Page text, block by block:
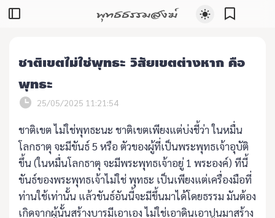
พุทธธรรมสงฆ์
ชาติเขตไม่ใช่พุทธะ วิสัยเขตต่างหาก คือ
พุทธะ
25/05/2025 11:21:54
ชาติเขต ไม่ใช่พุทธะนะ ชาติเขตเพียงแต่บ่งชี้ว่า ในหมื่น
โลกธาตุ จะมีขันธ์ 5 หรือ ตัวของผู้ที่เป็นพระพุทธเจ้าอุบัติ
ขึ้น (ในหมื่นโลกธาตุ จะมีพระพุทธเจ้าอยู่ 1 พระองค์) ทีนี้
ขันธ์ของพระพุทธเจ้าไม่ใช่ พุทธะ เป็นเพียงแต่เครื่องมือที่
ท่านใช้เท่านั้น แล้วขันธ์อันนี้จะมีขึ้นมาได้โดยธรรม มันต้อง
เกิดจากผู้นั้นสร้างบารมีเอาเอง ไม่ใช่เอาดินเอาปูนมาสร้าง